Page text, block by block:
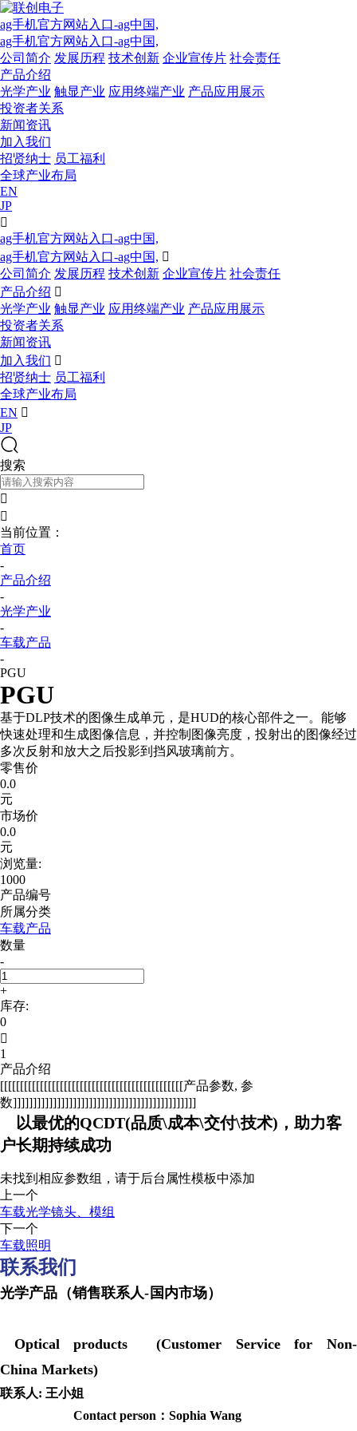
ag手机官方网站入口-ag中国,
ag手机官方网站入口-ag中国,
公司简介 发展历程 技术创新 企业宣传片 社会责任
产品介绍
光学产业 触显产业 应用终端产业 产品应用展示
投资者关系
新闻资讯
加入我们
招贤纳士 员工福利
全球产业布局
EN
JP

ag手机官方网站入口-ag中国,
ag手机官方网站入口-ag中国, 
公司简介 发展历程 技术创新 企业宣传片 社会责任
产品介绍 
光学产业 触显产业 应用终端产业 产品应用展示
投资者关系
新闻资讯
加入我们 
招贤纳士 员工福利
全球产业布局
EN 
JP
搜索


当前位置：
首页
-
产品介绍
-
光学产业
-
车载产品
-
PGU
PGU
基于DLP技术的图像生成单元，是HUD的核心部件之一。能够
快速处理和生成图像信息，并控制图像亮度，投射出的图像经过
多次反射和放大之后投影到挡风玻璃前方。
零售价
0.0
元
市场价
0.0
元
浏览量:
1000
产品编号
所属分类
车载产品
数量
-
+
库存:
0

1
产品介绍
[[[[[[[[[[[[[[[[[[[[[[[[[[[[[[[[[[[[[[[[[[[[[[产品参数, 参
数]]]]]]]]]]]]]]]]]]]]]]]]]]]]]]]]]]]]]]]]]]]]]]
以最优的QCDT(品质\成本\交付\技术)，助力客
户长期持续成功
未找到相应参数组，请于后台属性模板中添加
上一个
车载光学镜头、模组
下一个
车载照明
联系我们
光学产品（销售联系人-国内市场）
Optical products (Customer Service for Non-
China Markets)
联系人: 王小姐
Contact person：Sophia Wang